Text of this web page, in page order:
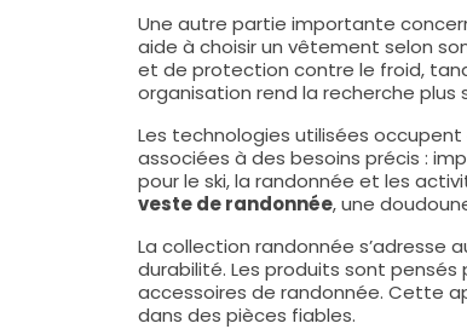
Une autre partie importante
aide à choisir un vêtement selon
et de protection contre le froid,
organisation rend la recherche plus
Les technologies utilisées occupent
associées à des besoins précis :
pour le ski, la randonnée et les
veste de randonnée, une
La collection randonnée
durabilité. Les produits sont
accessoires de randonnée. Cette
dans des pièces fiables.